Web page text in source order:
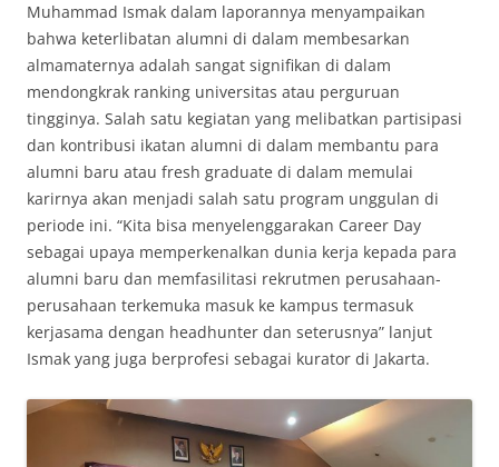
Muhammad Ismak dalam laporannya menyampaikan
bahwa keterlibatan alumni di dalam membesarkan
almamaternya adalah sangat signifikan di dalam
mendongkrak ranking universitas atau perguruan
tingginya. Salah satu kegiatan yang melibatkan partisipasi
dan kontribusi ikatan alumni di dalam membantu para
alumni baru atau fresh graduate di dalam memulai
karirnya akan menjadi salah satu program unggulan di
periode ini. “Kita bisa menyelenggarakan Career Day
sebagai upaya memperkenalkan dunia kerja kepada para
alumni baru dan memfasilitasi rekrutmen perusahaan-
perusahaan terkemuka masuk ke kampus termasuk
kerjasama dengan headhunter dan seterusnya” lanjut
Ismak yang juga berprofesi sebagai kurator di Jakarta.